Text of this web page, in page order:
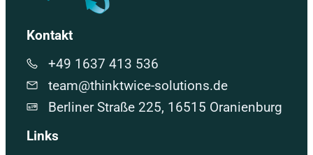
Kontakt
+49 1637 413 536
team@thinktwice-solutions.de
Berliner Straße 225, 16515 Oranienburg
Links